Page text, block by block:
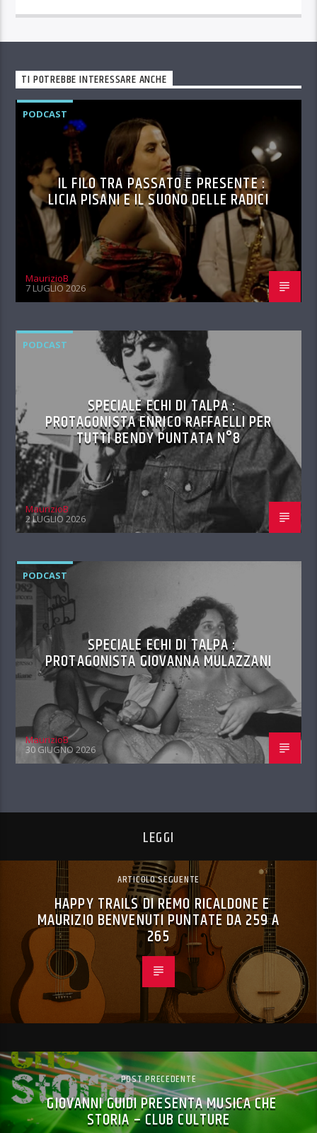
TI POTREBBE INTERESSARE ANCHE
PODCAST
IL FILO TRA PASSATO E PRESENTE :
LICIA PISANI E IL SUONO DELLE RADICI
MaurizioB
7 LUGLIO 2026
PODCAST
SPECIALE ECHI DI TALPA :
PROTAGONISTA ENRICO RAFFAELLI PER
TUTTI BENDY PUNTATA N°8
MaurizioB
2 LUGLIO 2026
PODCAST
SPECIALE ECHI DI TALPA :
PROTAGONISTA GIOVANNA MULAZZANI
MaurizioB
30 GIUGNO 2026
LEGGI
ARTICOLO SEGUENTE
HAPPY TRAILS DI REMO RICALDONE E
MAURIZIO BENVENUTI PUNTATE DA 259 A
265
POST PRECEDENTE
GIOVANNI GUIDI PRESENTA MUSICA CHE
STORIA – CLUB CULTURE